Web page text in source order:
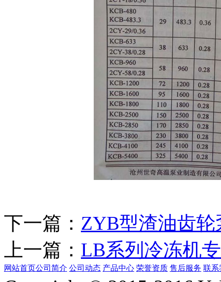
下一篇： ZYB型渣油齿轮
上一篇： LB系列冷冻机
网站首页公司简介 公司动态 产品中心 荣誉资质 售后服务 联系